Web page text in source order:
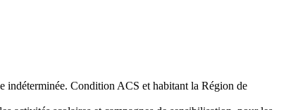
indéterminée. Condition ACS et habitant la Région de